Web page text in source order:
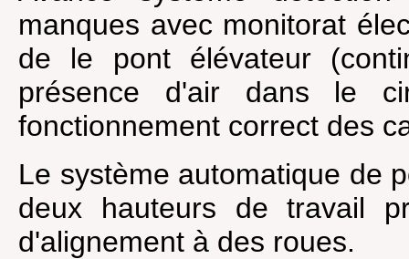
manques avec monitorat
de le pont élévateur
présence d'air dans le
fonctionnement correct des
Le système automatique de
deux hauteurs de travail
d'alignement à des roues.